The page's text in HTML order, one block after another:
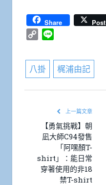
Share Post
Copy
八掛 梶浦由記
上一篇文章
【勇氣挑戰】朝
凪大師C94發售
「阿嘿顏T-
shirt」：能日常
穿著使用的非18
禁T-shirt